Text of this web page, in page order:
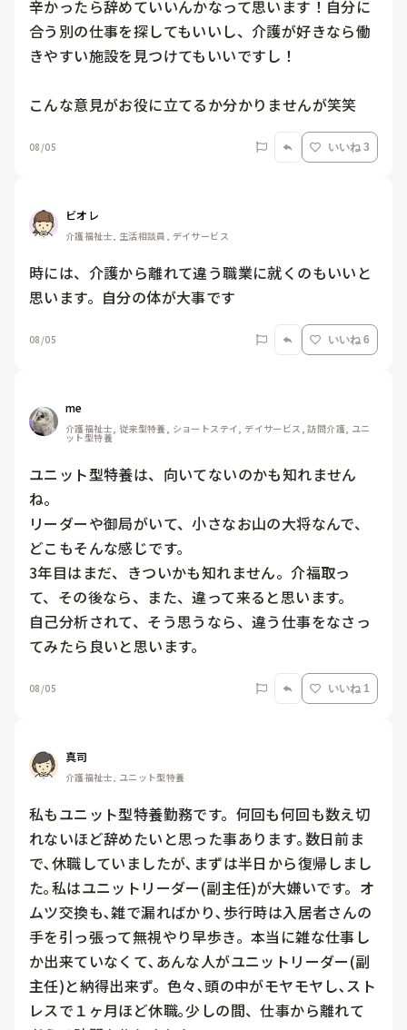
辛かったら辞めていいんかなって思います！自分に
合う別の仕事を探してもいいし、介護が好きなら働
きやすい施設を見つけてもいいですし！
こんな意見がお役に立てるか分かりませんが笑笑
08/05 いいね 3
ビオレ
介護福祉士, 生活相談員, デイサービス
時には、介護から離れて違う職業に就くのもいいと
思います。自分の体が大事です
08/05 いいね 6
me
介護福祉士, 従来型特養, ショートステイ, デイサービス, 訪問介護, ユニ
ット型特養
ユニット型特養は、向いてないのかも知れません
ね。
リーダーや御局がいて、小さなお山の大将なんで、
どこもそんな感じです。
3年目はまだ、きついかも知れません。介福取っ
て、その後なら、また、違って来ると思います。
自己分析されて、そう思うなら、違う仕事をなさっ
てみたら良いと思います。
08/05 いいね 1
真司
介護福祉士, ユニット型特養
私もユニット型特養勤務です。何回も何回も数え切
れないほど辞めたいと思った事あります｡数日前ま
で､休職していましたが､まずは半日から復帰しまし
た｡私はユニットリーダー(副主任)が大嫌いです。オ
ムツ交換も､雑で漏ればかり､歩行時は入居者さんの
手を引っ張って無視やり早歩き。本当に雑な仕事し
か出来ていなくて､あんな人がユニットリーダー(副
主任)と納得出来ず。色々､頭の中がモヤモヤし､スト
レスで１ヶ月ほど休職｡少しの間、仕事から離れて